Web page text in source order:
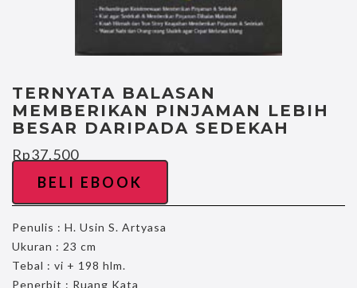
TERNYATA BALASAN
MEMBERIKAN PINJAMAN LEBIH
BESAR DARIPADA SEDEKAH
Rp37.500
BELI EBOOK
Penulis : H. Usin S. Artyasa
Ukuran : 23 cm
Tebal : vi + 198 hlm.
Penerbit : Ruang Kata